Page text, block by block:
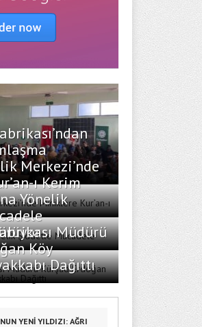
Merkezi’nde
ı Kerim
Yönelik
Müdürü
Köy
Dağıttı
YENİ YILDIZI: AĞRI